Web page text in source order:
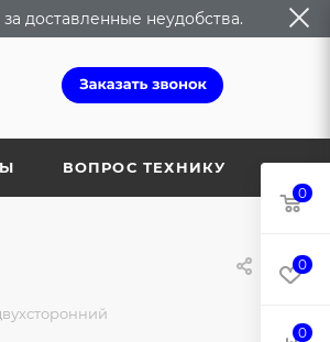
доставленные неудобства.
ВОПРОС ТЕХНИКУ
0
0
0